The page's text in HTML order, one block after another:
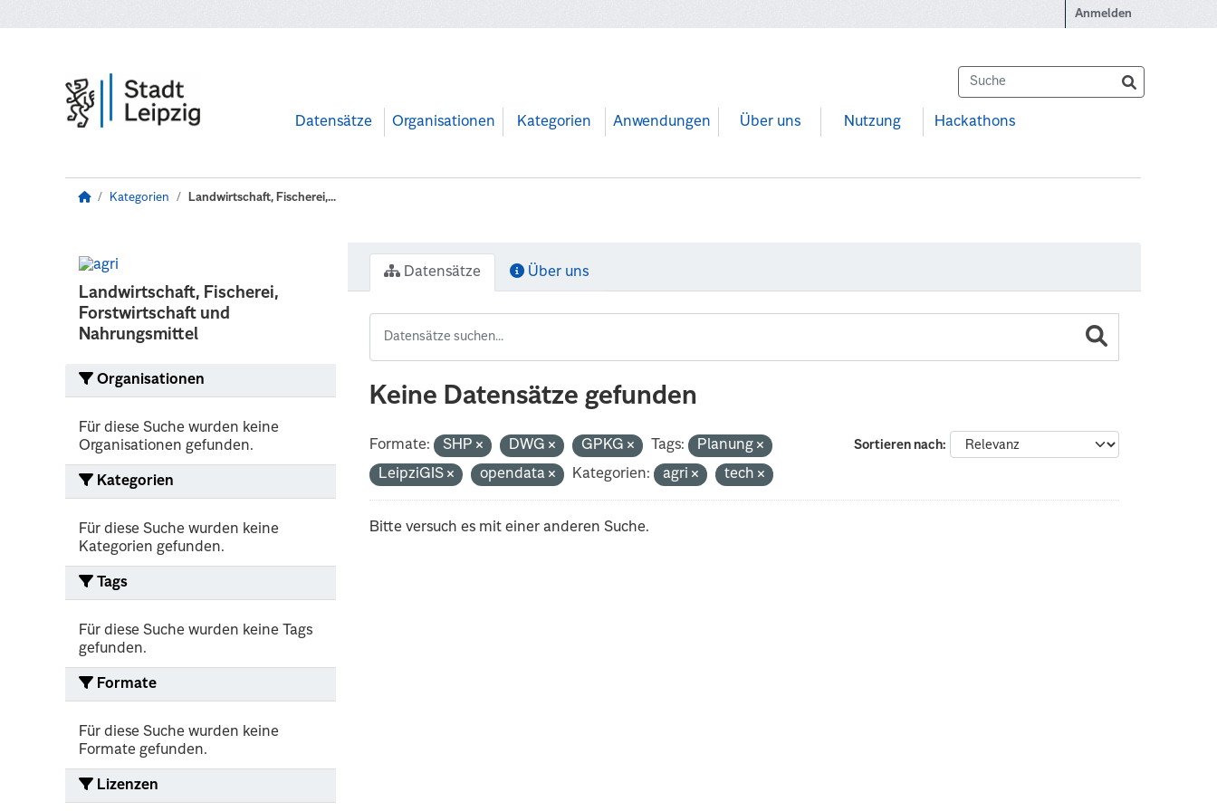
Anmelden
Datensätze Organisationen Kategorien Anwendungen Über uns Nutzung Hackathons
Kategorien Landwirtschaft, Fischerei,...
Landwirtschaft, Fischerei,
Forstwirtschaft und
Nahrungsmittel
Organisationen
Für diese Suche wurden keine
Organisationen gefunden.
Kategorien
Für diese Suche wurden keine
Kategorien gefunden.
Tags
Für diese Suche wurden keine Tags
gefunden.
Formate
Für diese Suche wurden keine
Formate gefunden.
Lizenzen
Datensätze Über uns
Keine Datensätze gefunden
Sortieren nach
Formate: SHP DWG GPKG Tags:
Planung
LeipziGIS
opendata Kategorien: agri tech
Bitte versuch es mit einer anderen Suche.